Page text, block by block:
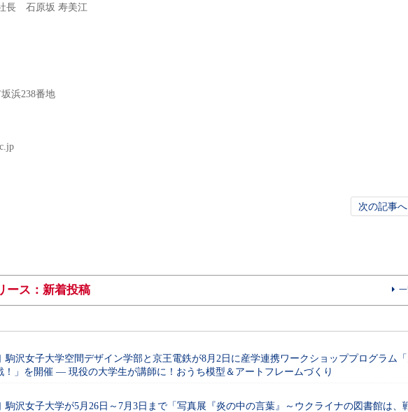
長 石原坂 寿美江
浜238番地
次の記事
ース：新着投稿
駒沢女子大学空間デザイン学部と京王電鉄が8月2日に産学連携ワークショッププログラム
！」を開催 ― 現役の大学生が講師に！おうち模型＆アートフレームづくり
駒沢女子大学が5月26日～7月3日まで「写真展『炎の中の言葉』～ウクライナの図書館は、